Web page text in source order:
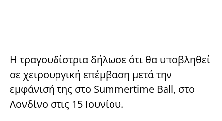
Η τραγουδίστρια δήλωσε ότι θα υποβληθεί
σε χειρουργική επέμβαση μετά την
εμφάνισή της στο Summertime Ball, στο
Λονδίνο στις 15 Ιουνίου.